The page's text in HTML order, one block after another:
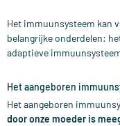
Het immuunsysteem kan
belangrijke onderdelen:
adaptieve
Het aangeboren
Het aangeboren
door onze moeder is